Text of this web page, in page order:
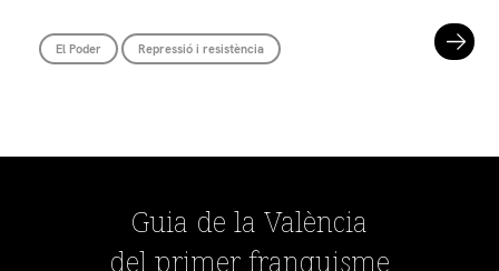
El Poder Repressió i resistència
Guia de la València
del primer franquisme